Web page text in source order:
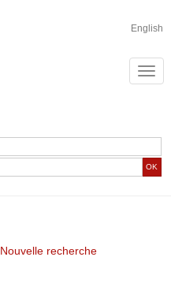
English
OK
Nouvelle recherche